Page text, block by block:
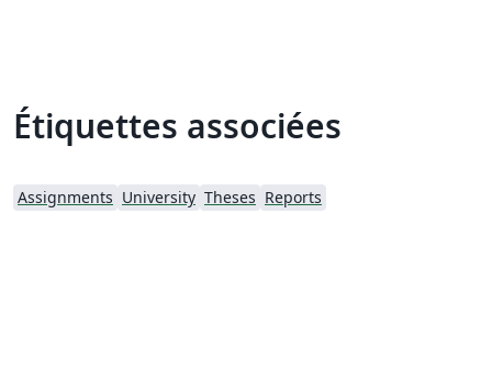
Étiquettes associées
Assignments University Theses Reports